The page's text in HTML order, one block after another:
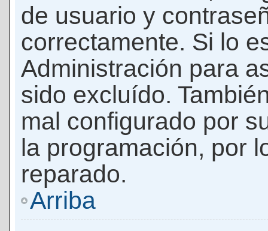
de usuario y
correctamente. Si lo
Administración para
sido excluído.
mal configurado por
la programación, por
reparado.
Arriba